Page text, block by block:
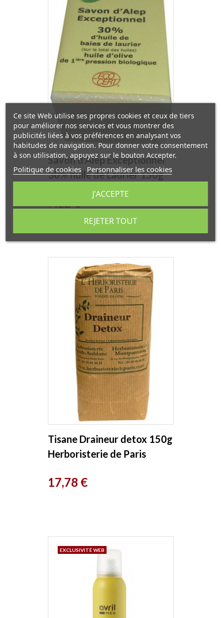
Savon d'Alep Exceptionnel
30% huile de Laurier 150g
Prix
7,12 €
Tisane Draineur detox 150g
Herboristerie de Paris
Prix
17,78 €
EXCLUSIVITÉ WEB
Ce site Web utilise ses propres cookies et ceux de tiers
pour améliorer nos services et vous montrer des
publicités liées à vos préférences en analysant vos
habitudes de navigation. Pour donner votre consentement
à son utilisation, appuyez sur le bouton Accepter.
Politique de cookies Personnaliser les cookies
REJETER TOUT
J'ACCEPTE